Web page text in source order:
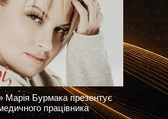
Марія Бурмака презентує
працівника